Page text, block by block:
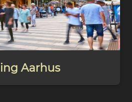
Aarhus